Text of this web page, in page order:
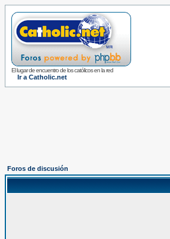
El lugar de encuentro de los católicos en la red
Ir a Catholic.net
Foros de discusión